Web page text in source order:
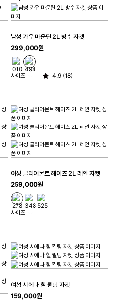
남성 카우 마운틴 2L 방수 자켓
299,000원
사이즈 4.9 (18)
여성 클리어몬트 헤이츠 2L 레인 자켓
259,000원
사이즈
여성 시에나 힐 퀼팅 자켓
159,000원